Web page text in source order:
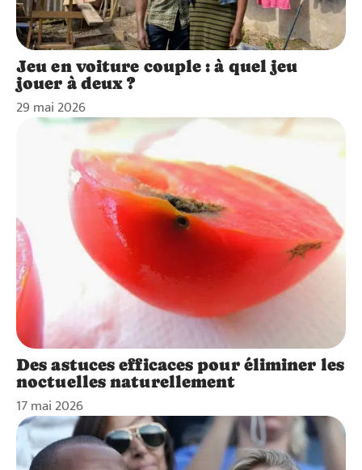
Jeu en voiture couple : à quel jeu
jouer à deux ?
29 mai 2026
Des astuces efficaces pour éliminer les
noctuelles naturellement
17 mai 2026